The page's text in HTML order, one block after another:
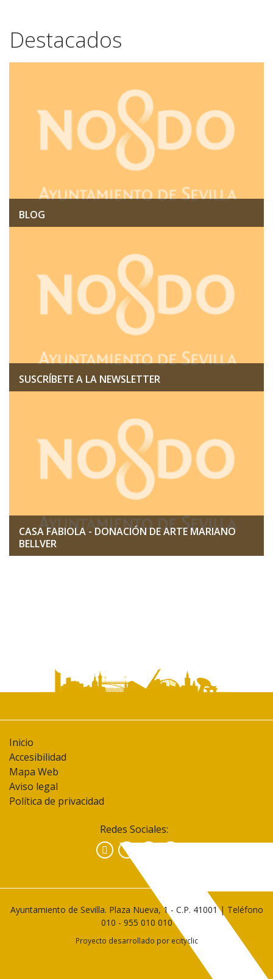
Destacados
BLOG
SUSCRÍBETE A LA NEWSLETTER
CASA FABIOLA - DONACIÓN DE ARTE MARIANO
BELLVER
Inicio
Accesibilidad
Mapa Web
Aviso legal
Política de privacidad
Redes Sociales:
Facebook
Ayuntamiento de Sevilla. Plaza Nueva, 1 - C.P. 41001 | Teléfono
010 - 955 010 010
Proyecto desarrollado por ecityclic